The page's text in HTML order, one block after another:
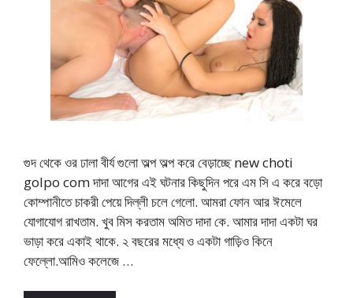
গুদ থেকে ওর ঢালা বীর্য গুলো অল্প অল্প করে বেড়াচ্ছে new choti
golpo com দাদা আগের এই ঘটনার কিছুদিন পরে এম সি এ করে বড়ো
কোম্পানীতে চাকরী পেয়ে দিল্লী চলে গেলো. আমরা ফোন আর ঈমেলে
যোগাযোগ রাখতাম. খুব মিস করতাম অমিত দাদা কে. আমার দাদা একটা ঘর
ভাড়া করে একাই থাকে. ২ বছরের মধ্যে ও একটা গাড়িও কিনে
ফেল্লো.আমিও কলেজে …